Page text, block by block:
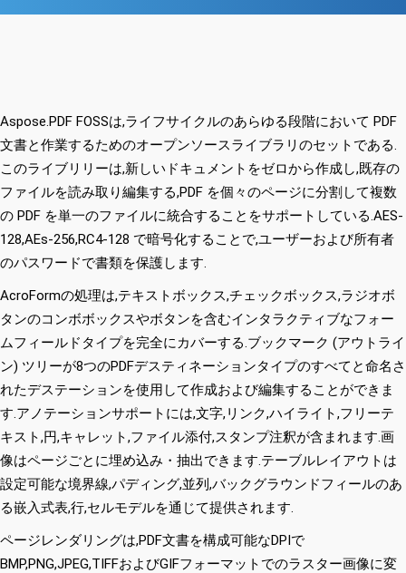
Aspose.PDF FOSSは,ライフサイクルのあらゆる段階において PDF
文書と作業するためのオープンソースライブラリのセットである.
このライブリリーは,新しいドキュメントをゼロから作成し,既存の
ファイルを読み取り編集する,PDF を個々のページに分割して複数
の PDF を単一のファイルに統合することをサポートしている.AES-
128,AEs-256,RC4-128 で暗号化することで,ユーザーおよび所有者
のパスワードで書類を保護します.
AcroFormの処理は,テキストボックス,チェックボックス,ラジオボ
タンのコンボボックスやボタンを含むインタラクティブなフォー
ムフィールドタイプを完全にカバーする.ブックマーク (アウトライ
ン) ツリーが8つのPDFデスティネーションタイプのすべてと命名さ
れたデステーションを使用して作成および編集することができま
す.アノテーションサポートには,文字,リンク,ハイライト,フリーテ
キスト,円,キャレット,ファイル添付,スタンプ注釈が含まれます.画
像はページごとに埋め込み・抽出できます.テーブルレイアウトは
設定可能な境界線,パディング,並列,バックグラウンドフィールのあ
る嵌入式表,行,セルモデルを通じて提供されます.
ページレンダリングは,PDF文書を構成可能なDPIで
BMP,PNG,JPEG,TIFFおよびGIFフォーマットでのラスター画像に変